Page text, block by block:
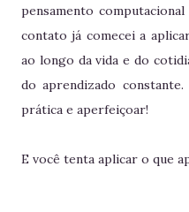
pensamento
contato já comecei a
ao longo da vida e do
do aprendizado
prática e aperfeiçoar!
E você tenta aplicar o que